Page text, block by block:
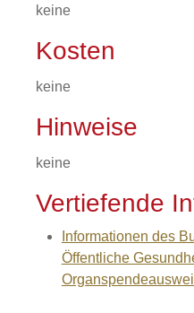
keine
Kosten
keine
Hinweise
keine
Vertiefende
Informationen des
Öffentliche